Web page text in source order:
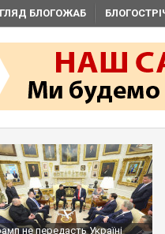
БЛОГОЖАБ
не передасть Україні